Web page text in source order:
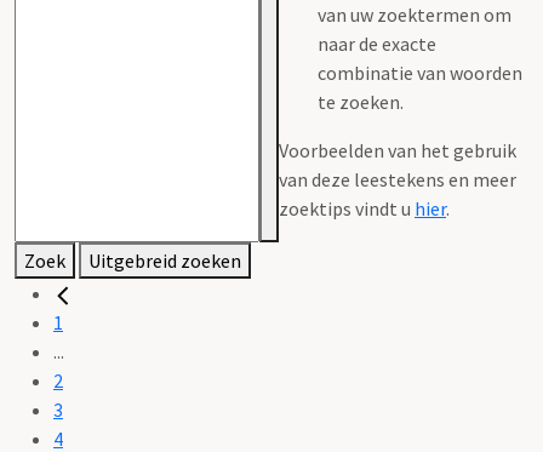
van uw zoektermen om
naar de exacte
combinatie van woorden
te zoeken.
Voorbeelden van het gebruik
van deze leestekens en meer
zoektips vindt u hier.
Zoek Uitgebreid zoeken
1
...
2
3
4